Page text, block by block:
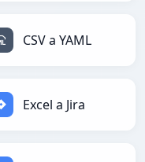
CSV a YAML
Excel a Jira